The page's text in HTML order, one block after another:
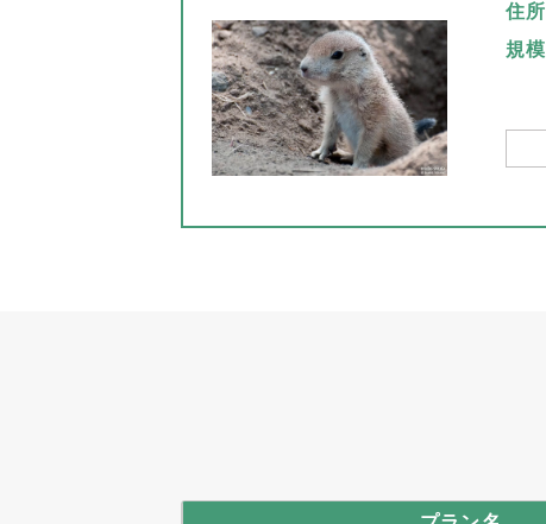
住所
規模